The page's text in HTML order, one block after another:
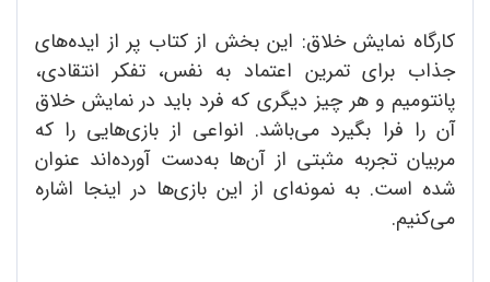
کارگاه نمایش خلاق: این بخش از کتاب پر از ایده‌های
جذاب برای تمرین اعتماد به نفس، تفکر انتقادی،
پانتومیم و هر چیز دیگری که فرد باید در نمایش خلاق
آن را فرا بگیرد می‌باشد. انواعی از بازی‌هایی را که
مربیان تجربه مثبتی از آن‌ها به‌دست آورده‌اند عنوان
شده است. به نمونه‌ای از این بازی‌ها در اینجا اشاره
می‌کنیم.